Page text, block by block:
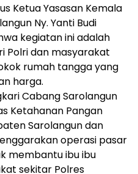
Ketua Yasasan Kemala
Ny. Yanti Budi
kegiatan ini adalah
Polri dan masyarakat
rumah tangga yang
harga.
Cabang Sarolangun
Ketahanan Pangan
Sarolangun dan
operasi pasar
membantu ibu ibu
sekitar Polres